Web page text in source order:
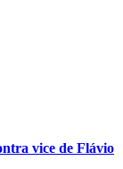
vice de Flávio